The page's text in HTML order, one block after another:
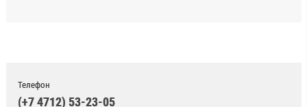
Телефон
(+7 4712) 53-23-05